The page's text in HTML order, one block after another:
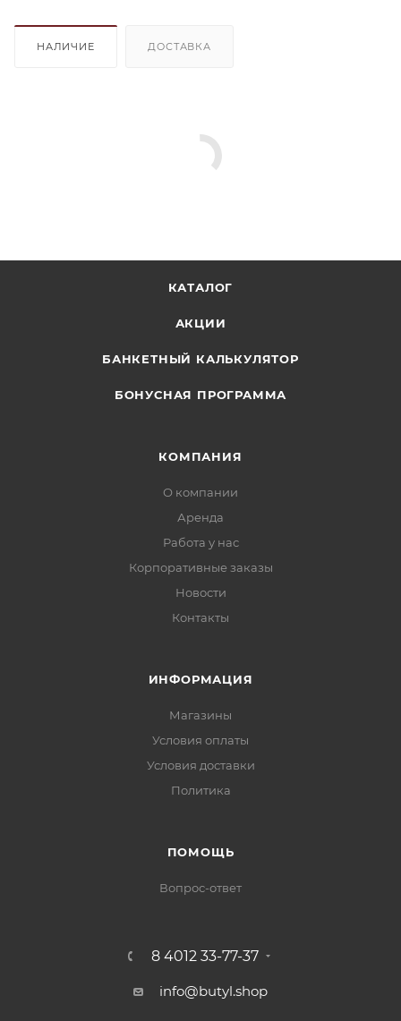
НАЛИЧИЕ ДОСТАВКА
КАТАЛОГ
АКЦИИ
БАНКЕТНЫЙ КАЛЬКУЛЯТОР
БОНУСНАЯ ПРОГРАММА
КОМПАНИЯ
О компании
Аренда
Работа у нас
Корпоративные заказы
Новости
Контакты
ИНФОРМАЦИЯ
Магазины
Условия оплаты
Условия доставки
Политика
ПОМОЩЬ
Вопрос-ответ
8 4012 33-77-37
info@butyl.shop